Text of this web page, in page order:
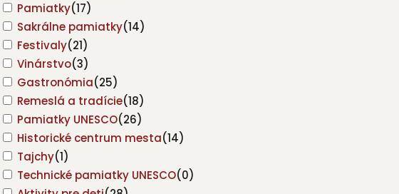
Pamiatky(17)
Sakrálne pamiatky(14)
Festivaly(21)
Vinárstvo(3)
Gastronómia(25)
Remeslá a tradície(18)
Pamiatky UNESCO(26)
Historické centrum mesta(14)
Tajchy(1)
Technické pamiatky UNESCO(0)